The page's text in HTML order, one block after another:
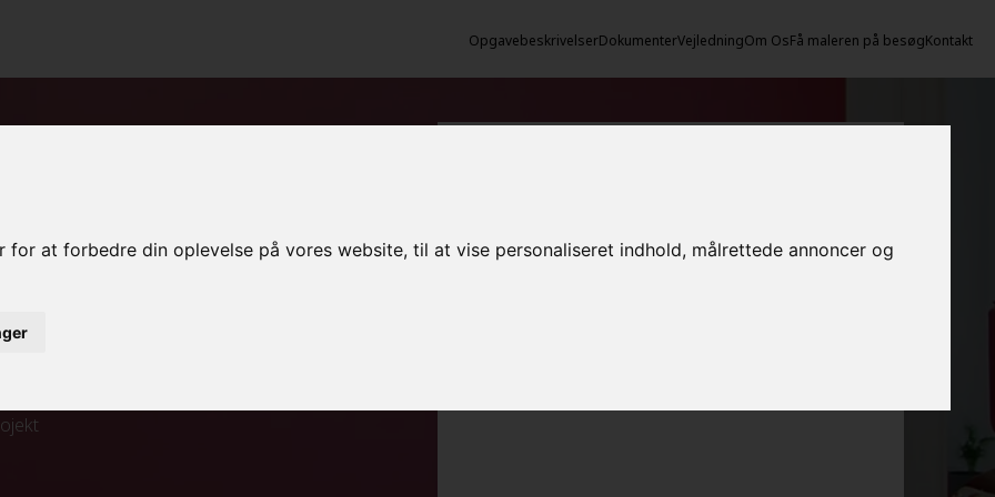
at forbedre din oplevelse på vores website, til at vise personaliseret indhold, målrettede annoncer og
OpgavebeskrivelserDokumenterVejledningOm OsFå maleren på besøgKontakt
samme